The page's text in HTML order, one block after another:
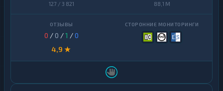
127 / 3 821 88,1 M
0 / 0 /1 /0
4,9 ★